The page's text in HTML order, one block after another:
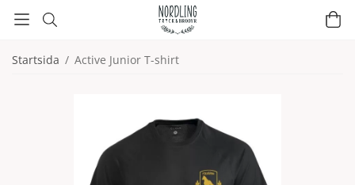
Startsida / Active Junior T-shirt